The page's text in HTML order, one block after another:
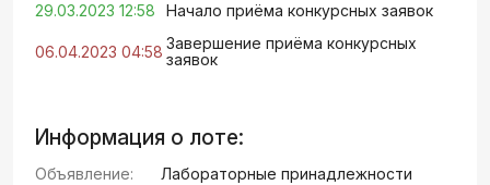
29.03.2023 12:58 Начало приёма конкурсных заявок
06.04.2023 04:58 Завершение приёма конкурсных
заявок
Информация о лоте:
Объявление:
Лабораторные принадлежности